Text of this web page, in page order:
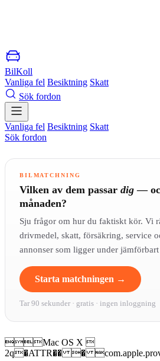
BilKoll
Vanliga fel Besiktning Skatt
Sök fordon
Vanliga fel Besiktning Skatt
Sök fordon
BILMATCHNING
Vilken av dem passar dig —
månaden?
Sju frågor om hur du faktiskt kör. Vi
drivmedel, skatt, försäkring, service
annonser som ligger under
Starta matchningen →
Tar 90 sekunder · gratis · ingen inloggning
Mac OS X 
2q�ATTR�� �